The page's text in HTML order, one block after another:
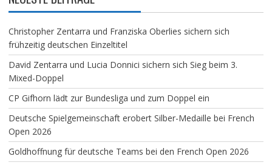
Christopher Zentarra und Franziska Oberlies sichern sich
frühzeitig deutschen Einzeltitel
David Zentarra und Lucia Donnici sichern sich Sieg beim 3.
Mixed-Doppel
CP Gifhorn lädt zur Bundesliga und zum Doppel ein
Deutsche Spielgemeinschaft erobert Silber-Medaille bei French
Open 2026
Goldhoffnung für deutsche Teams bei den French Open 2026